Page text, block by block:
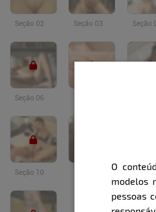
Seção 02 Seção 03 Seção
Seção 06
Seção 10 Seção
O
modelos
pessoas